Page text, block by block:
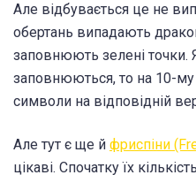
Але відбувається це не
обертань випадають
заповнюють зелені точки.
заповнюються, то на 10-му
символи на відповідній
Але тут є ще й фриспіни
цікаві. Спочатку їх